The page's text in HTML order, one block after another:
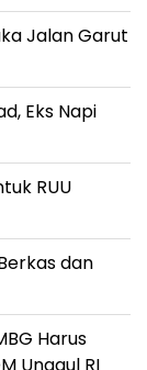
Jalan Garut
Eks Napi
RUU
dan
Harus